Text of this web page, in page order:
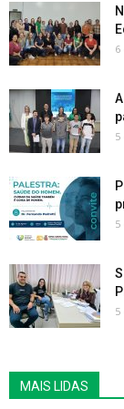
6
5
5
5
MAIS LIDAS